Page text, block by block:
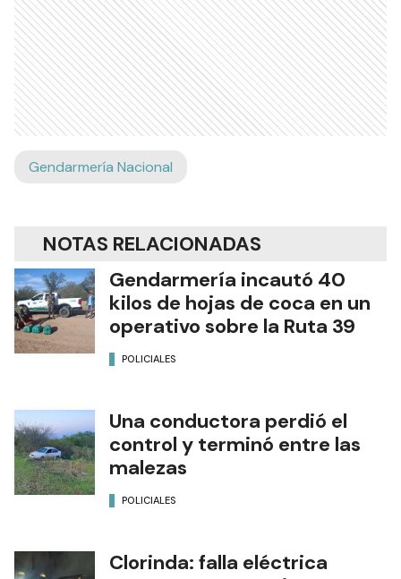
Gendarmería Nacional
NOTAS RELACIONADAS
Gendarmería incautó 40
kilos de hojas de coca en un
operativo sobre la Ruta 39
POLICIALES
Una conductora perdió el
control y terminó entre las
malezas
POLICIALES
Clorinda: falla eléctrica